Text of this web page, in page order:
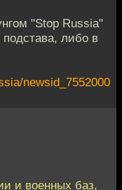
"Stop Russia"
либо в
newsid_7552000
и военных баз,